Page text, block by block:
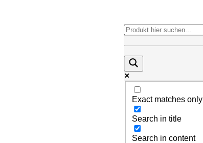
Exact matches only
Search in title
Search in content